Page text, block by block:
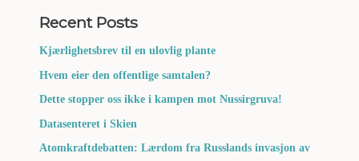
Recent Posts
Kjærlighetsbrev til en ulovlig plante
Hvem eier den offentlige samtalen?
Dette stopper oss ikke i kampen mot Nussirgruva!
Datasenteret i Skien
Atomkraftdebatten: Lærdom fra Russlands invasjon av